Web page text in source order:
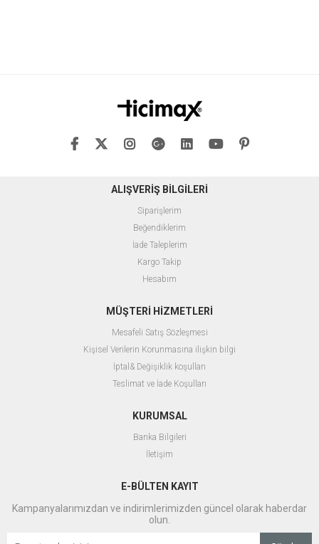
ALIŞVERİŞ BİLGİLERİ
Siparişlerim
Beğendiklerim
İade Taleplerim
Kargo Takip
Hesabım
MÜŞTERİ HİZMETLERİ
Mesafeli Satış Sözleşmesi
Kişisel Verilerin Korunmasına ilişkin bilgi
İptal& Değişiklik koşulları
Teslimat ve İade Koşulları
KURUMSAL
Banka Bilgileri
İletişim
E-BÜLTEN KAYIT
Kampanyalarımızdan ve indirimlerimizden güncel olarak haberdar
olun.